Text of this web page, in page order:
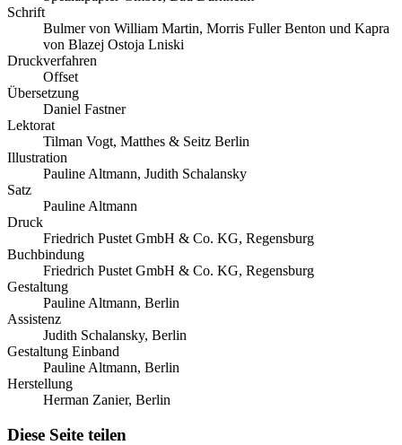
Schrift
Bulmer von William Martin, Morris Fuller Benton und Kapra
von Blazej Ostoja Lniski
Druckverfahren
Offset
Übersetzung
Daniel Fastner
Lektorat
Tilman Vogt, Matthes & Seitz Berlin
Illustration
Pauline Altmann, Judith Schalansky
Satz
Pauline Altmann
Druck
Friedrich Pustet GmbH & Co. KG, Regensburg
Buchbindung
Friedrich Pustet GmbH & Co. KG, Regensburg
Gestaltung
Pauline Altmann, Berlin
Assistenz
Judith Schalansky, Berlin
Gestaltung Einband
Pauline Altmann, Berlin
Herstellung
Herman Zanier, Berlin
Diese Seite teilen